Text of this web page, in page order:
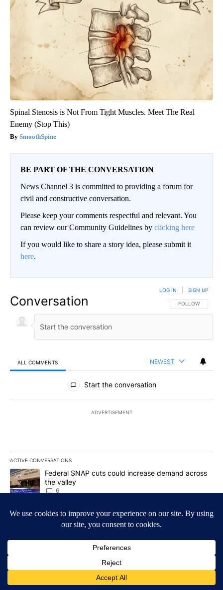
Spinal Stenosis is Not From Tight Muscles. Meet The Real
Enemy (Stop This)
SmoothSpine
BE PART OF THE CONVERSATION
News Channel 3 is committed to providing a forum for
civil and constructive conversation.
Please keep your comments respectful and relevant. You
can review our Community Guidelines by clicking here
If you would like to share a story idea, please submit it
here.
Conversation FOLLOW THIS
FOLLOW
LOG IN SIGN UP
ALL COMMENTS NEWEST
All Comments
Start the conversation
ADVERTISEMENT
ACTIVE CONVERSATIONS
The following is a list of the most commented articles in the last
A trending article titled "Federal SNAP cuts could increase
Federal SNAP cuts could increase demand across
the valley
6
A trending article titled "Arsenic concerns remain at troubled
Arsenic concerns remain at troubled Oasis Mobile
Home Park